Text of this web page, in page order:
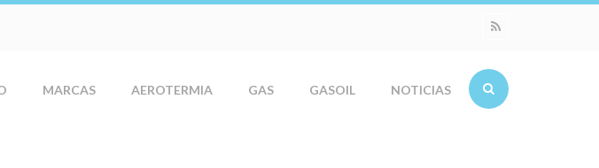
MARCAS AEROTERMIA GAS GASOIL NOTICIAS